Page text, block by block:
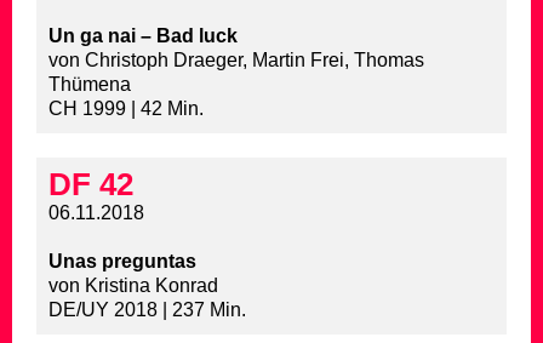
Un ga nai – Bad luck
von Christoph Draeger, Martin Frei, Thomas
Thümena
CH 1999 | 42 Min.
DF 42
06.11.2018
Unas preguntas
von Kristina Konrad
DE/UY 2018 | 237 Min.